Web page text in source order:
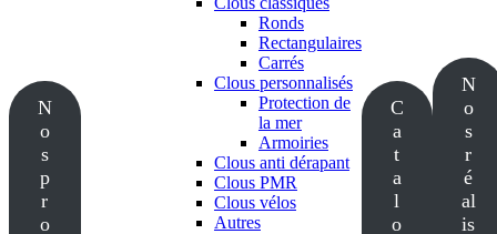
N
o
s
p
r
o
Ronds
Rectangulaires
Carrés
Clous personnalisés
Protection de
la mer
Armoiries
Clous anti dérapant
Clous PMR
Clous vélos
Autres
C
a
t
a
l
o
N
o
s
r
é
al
is